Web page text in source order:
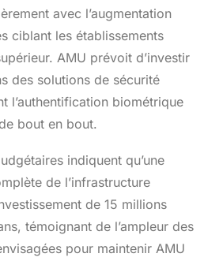
avec l’augmentation
ciblant les établissements
AMU prévoit d’investir
des solutions de sécurité
l’authentification biométrique
bout en bout.
indiquent qu’une
de l’infrastructure
de 15 millions
témoignant de l’ampleur des
pour maintenir AMU